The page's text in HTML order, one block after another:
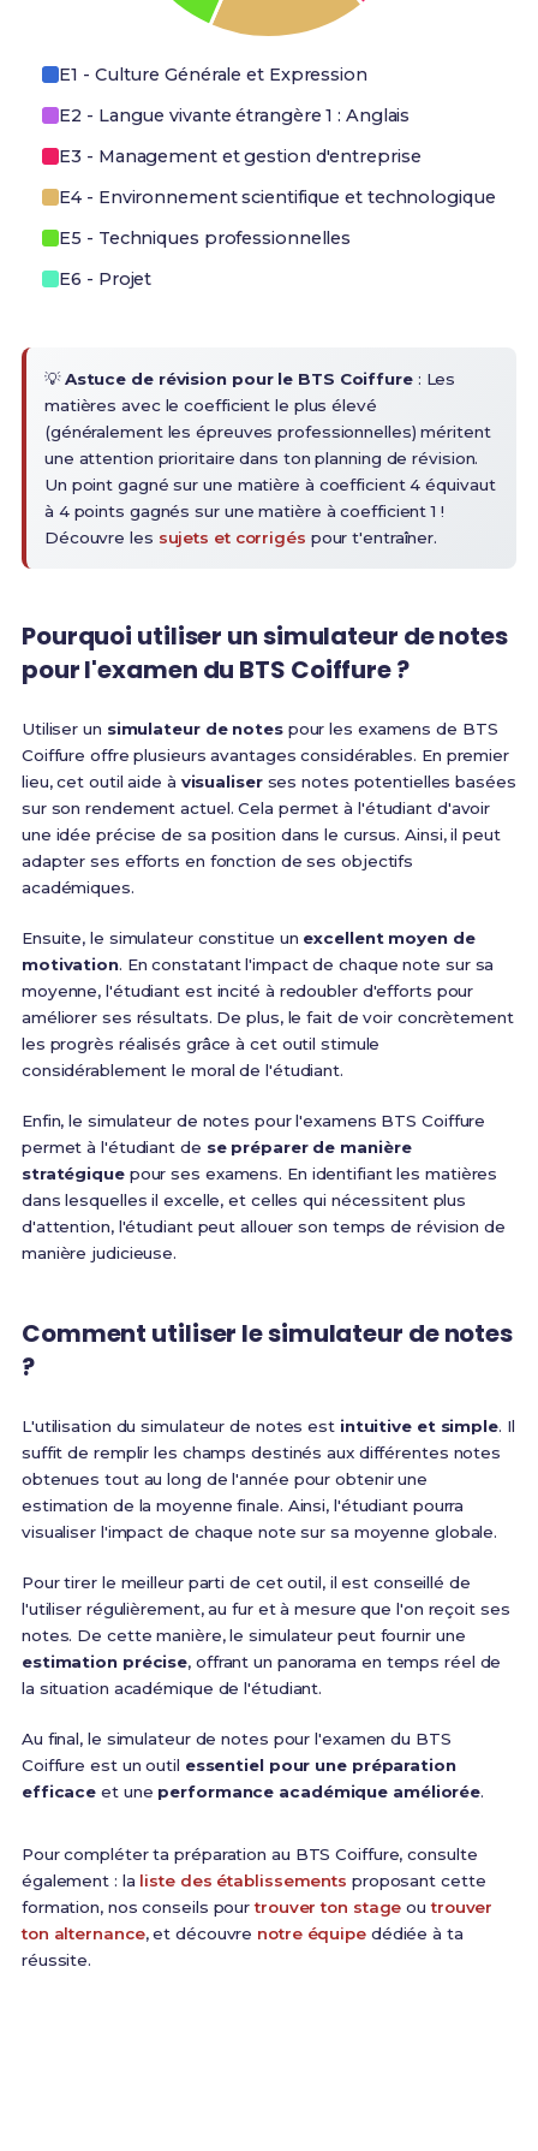
E1 - Culture Générale et Expression
E2 - Langue vivante étrangère 1 : Anglais
E3 - Management et gestion d'entreprise
E4 - Environnement scientifique et technologique
E5 - Techniques professionnelles
E6 - Projet
💡Astuce de révision pour le BTS Coiffure: Les
matières avec le coefficient le plus élevé
(généralement les épreuves professionnelles) méritent
une attention prioritaire dans ton planning de révision.
Un point gagné sur une matière à coefficient 4 équivaut
à 4 points gagnés sur une matière à coefficient 1 !
Découvre les sujets et corrigés pour t'entraîner.
Pourquoi utiliser un simulateur de notes
pour l'examen du BTS Coiffure ?
Utiliser un simulateur de notespour les examens de BTS
Coiffure offre plusieurs avantages considérables. En premier
lieu, cet outil aide à visualiserses notes potentielles basées
sur son rendement actuel. Cela permet à l'étudiant d'avoir
une idée précise de sa position dans le cursus. Ainsi, il peut
adapter ses efforts en fonction de ses objectifs
académiques.
Ensuite, le simulateur constitue un excellent moyen de
motivation. En constatant l'impact de chaque note sur sa
moyenne, l'étudiant est incité à redoubler d'efforts pour
améliorer ses résultats. De plus, le fait de voir concrètement
les progrès réalisés grâce à cet outil stimule
considérablement le moral de l'étudiant.
Enfin, le simulateur de notes pour l'examens BTS Coiffure
permet à l'étudiant de se préparer de manière
stratégiquepour ses examens. En identifiant les matières
dans lesquelles il excelle, et celles qui nécessitent plus
d'attention, l'étudiant peut allouer son temps de révision de
manière judicieuse.
Comment utiliser le simulateur de notes
?
L'utilisation du simulateur de notes est intuitive et simple. Il
suffit de remplir les champs destinés aux différentes notes
obtenues tout au long de l'année pour obtenir une
estimation de la moyenne finale. Ainsi, l'étudiant pourra
visualiser l'impact de chaque note sur sa moyenne globale.
Pour tirer le meilleur parti de cet outil, il est conseillé de
l'utiliser régulièrement, au fur et à mesure que l'on reçoit ses
notes. De cette manière, le simulateur peut fournir une
estimation précise, offrant un panorama en temps réel de
la situation académique de l'étudiant.
Au final, le simulateur de notes pour l'examen du BTS
Coiffure est un outil essentiel pour une préparation
efficace et une performance académique améliorée.
Pour compléter ta préparation au BTS Coiffure, consulte
également : la liste des établissements proposant cette
formation, nos conseils pourtrouver ton stage outrouver
ton alternance, et découvre notre équipedédiée à ta
réussite.